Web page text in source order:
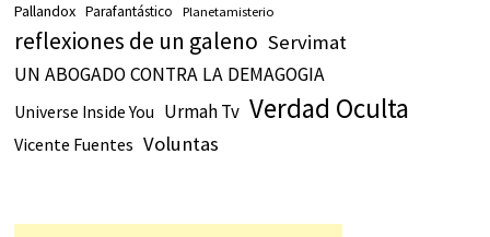
Pallandox Parafantástico Planetamisterio
reflexiones de un galeno Servimat
UN ABOGADO CONTRA LA DEMAGOGIA
Universe Inside You Urmah Tv Verdad Oculta
Vicente Fuentes Voluntas